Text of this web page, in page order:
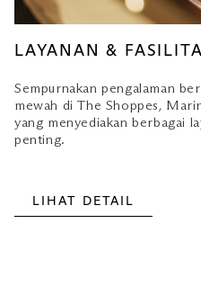
LAYANAN &
Sempurnakan pengalaman
mewah di The Shoppes,
yang menyediakan berbagai
penting.
LIHAT DETAIL